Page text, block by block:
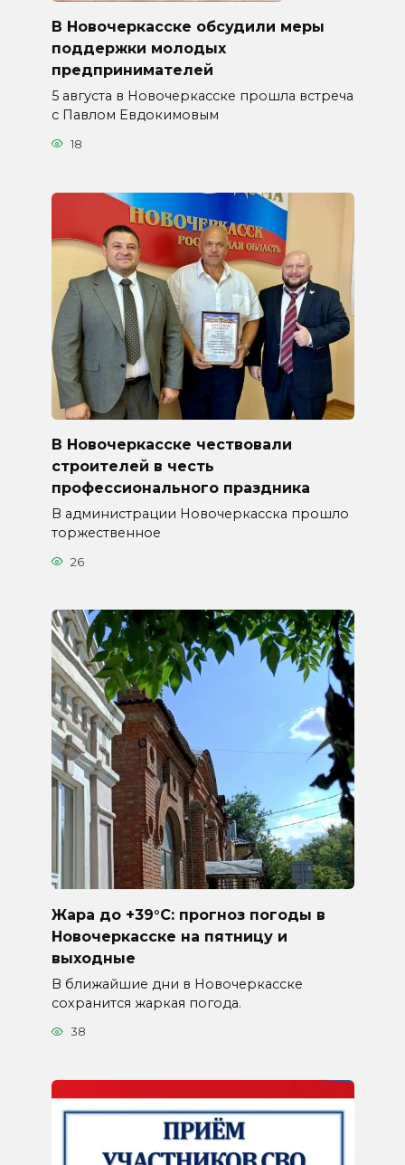
В Новочеркасске обсудили меры
поддержки молодых
предпринимателей
5 августа в Новочеркасске прошла встреча
с Павлом Евдокимовым
18
В Новочеркасске чествовали
строителей в честь
профессионального праздника
В администрации Новочеркасска прошло
торжественное
26
Жара до +39°C: прогноз погоды в
Новочеркасске на пятницу и
выходные
В ближайшие дни в Новочеркасске
сохранится жаркая погода.
38